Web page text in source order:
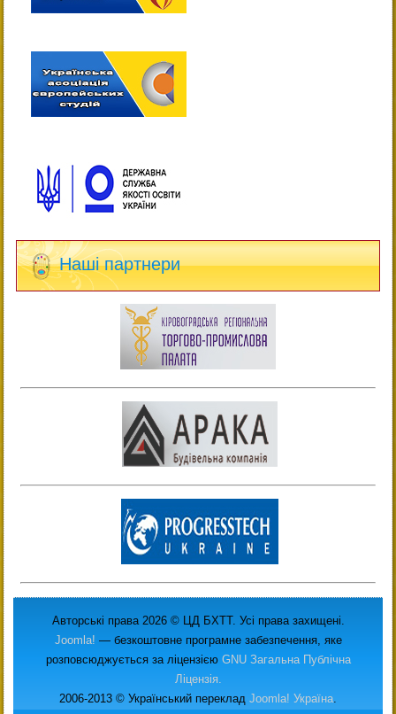
Наші партнери
Авторські права 2026 © ЦД БХТТ. Усі права захищені.
Joomla! — безкоштовне програмне забезпечення, яке
розповсюджується за ліцензією GNU Загальна Публічна
Ліцензія.
2006-2013 © Український переклад Joomla! Україна